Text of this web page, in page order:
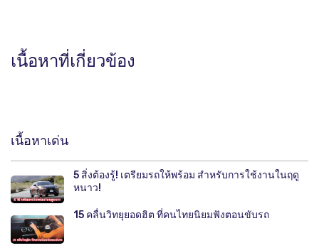
เนื้อหาที่เกี่ยวข้อง
เนื้อหาเด่น
5 สิ่งต้องรู้! เตรียมรถให้พร้อม สำหรับการใช้งานในฤดู
หนาว!
15 คลื่นวิทยุยอดฮิต ที่คนไทยนิยมฟังตอนขับรถ